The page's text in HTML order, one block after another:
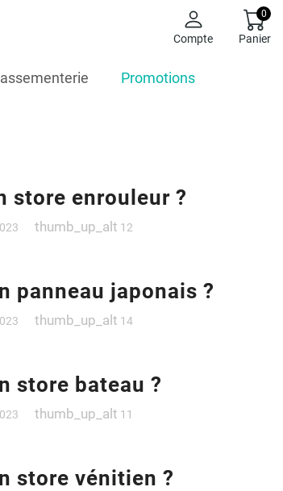
Compte
0
Panier
Promotions
store enrouleur ?
thumb_up_alt 12
panneau japonais ?
thumb_up_alt 14
store bateau ?
thumb_up_alt 11
store vénitien ?